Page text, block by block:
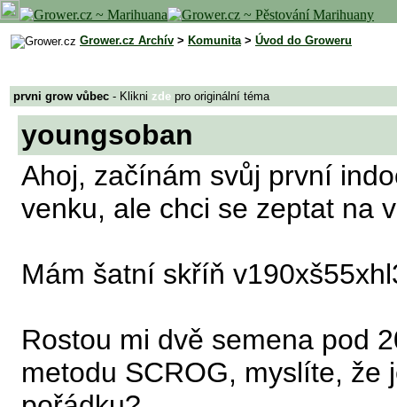
Grower.cz Archív > Komunita> Úvod do Groweru
prvni grow vůbec - Klikni zde pro originální téma
youngsoban
Ahoj, začínám svůj první
venku, ale chci se zeptat na
Mám šatní skříň
Rostou mi dvě semena pod
metodu SCROG, myslíte,